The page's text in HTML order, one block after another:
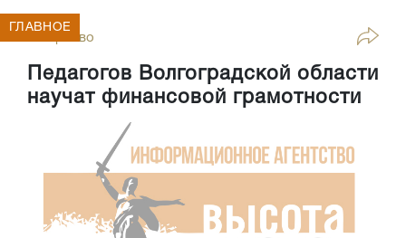
Общество
Педагогов Волгоградской области
научат финансовой грамотности
ГЛАВНОЕ